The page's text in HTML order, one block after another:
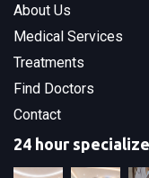
About Us
Medical Services
Treatments
Find Doctors
Contact
24 hour